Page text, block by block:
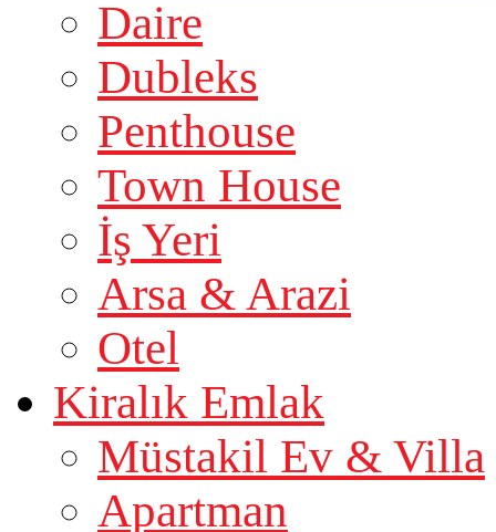
Daire
Dubleks
Penthouse
Town House
İş Yeri
Arsa & Arazi
Otel
Kiralık Emlak
Müstakil Ev & Villa
Apartman